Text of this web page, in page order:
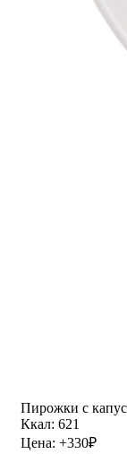
Пирожки с
Ккал: 621
Цена: +330₽